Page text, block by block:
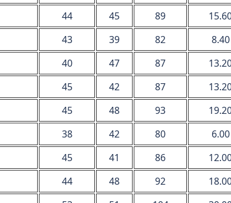
44 45 89
43 39 82 8.40
40 47 87
45 42 87
45 48 93
38 42 80 6.00
45 41 86
44 48 92